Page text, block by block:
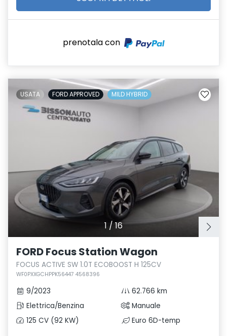
prenotala con
1 /16
USATA FORD APPROVED MILD HYBRID
FORD Focus Station Wagon
FOCUS ACTIVE SW 1.0T ECOBOOST H 125CV
WF0PXXGCHPPK56447 4568396
9/2023
62.766 km
Elettrica/Benzina
Manuale
125 CV (92 KW)
Euro 6D-temp